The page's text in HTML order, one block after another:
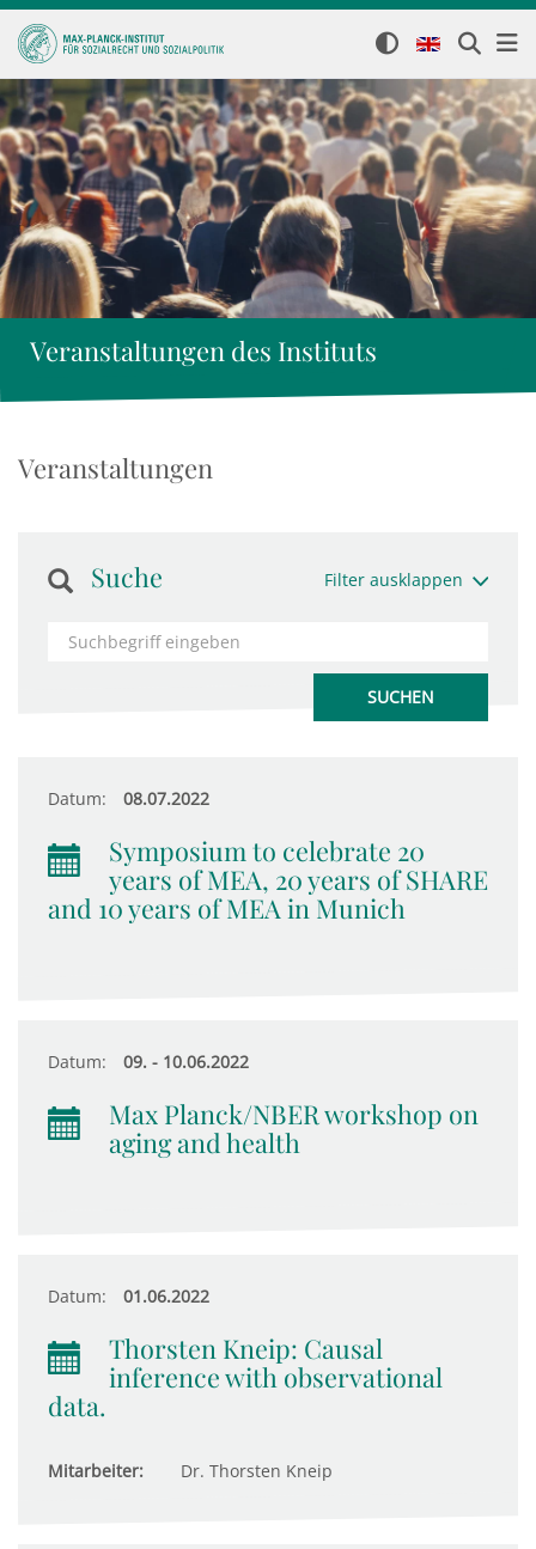
Veranstaltungen des Instituts
Veranstaltungen
Suche Filter ausklappen
Datum: 08.07.2022
Symposium to celebrate 20
years of MEA, 20 years of SHARE
and 10 years of MEA in Munich
Datum: 09. - 10.06.2022
Max Planck/NBER workshop on
aging and health
Datum: 01.06.2022
Thorsten Kneip: Causal
inference with observational
data.
Mitarbeiter: Dr. Thorsten Kneip